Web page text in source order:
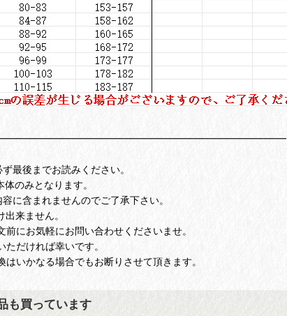
最後までお読みください。
のみとなります。
に含まれませんのでご了承下さい。
来ません。
にお気軽にお問い合わせくださいませ。
だければ幸いです。
いかなる場合でもお断りさせて頂きます。
も買っています